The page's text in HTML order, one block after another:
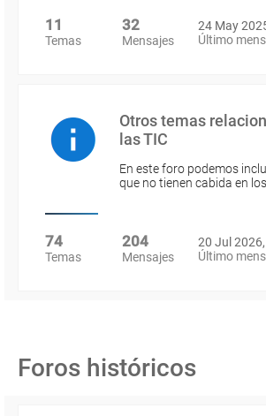
11
Temas
32
Mensajes
24 May
Último
Otros temas
las TIC
En este foro podemos
que no tienen cabida en
74
Temas
204
Mensajes
20 Jul
Último
Foros históricos